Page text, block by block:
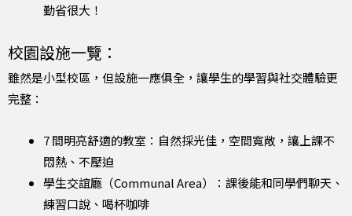
勤省很大！
校園設施一覽：
雖然是小型校區，但設施一應俱全，讓學生的學習與社交體驗更
完整：
7 間明亮舒適的教室：自然採光佳，空間寬敞，讓上課不
悶熱、不壓迫
學生交誼廳（Communal Area）：課後能和同學們聊天、
練習口說、喝杯咖啡